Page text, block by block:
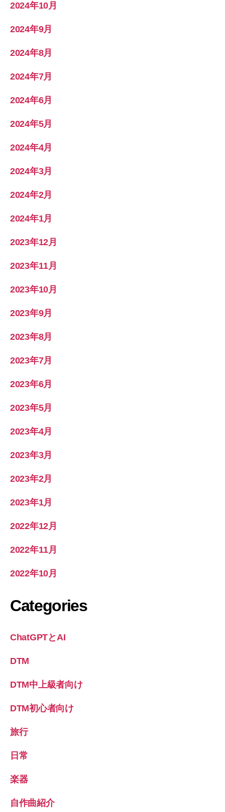
2024年10月
2024年9月
2024年8月
2024年7月
2024年6月
2024年5月
2024年4月
2024年3月
2024年2月
2024年1月
2023年12月
2023年11月
2023年10月
2023年9月
2023年8月
2023年7月
2023年6月
2023年5月
2023年4月
2023年3月
2023年2月
2023年1月
2022年12月
2022年11月
2022年10月
Categories
ChatGPTとAI
DTM
DTM中上級者向け
DTM初心者向け
旅行
日常
楽器
自作曲紹介